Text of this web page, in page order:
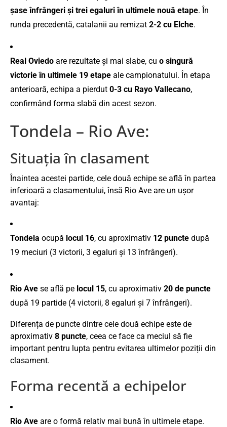
șase înfrângeri și trei egaluri în ultimele nouă etape. În
runda precedentă, catalanii au remizat 2-2 cu Elche.
Real Oviedo are rezultate și mai slabe, cu o singură
victorie în ultimele 19 etape ale campionatului. În etapa
anterioară, echipa a pierdut 0-3 cu Rayo Vallecano,
confirmând forma slabă din acest sezon.
Tondela – Rio Ave:
Situația în clasament
Înaintea acestei partide, cele două echipe se află în partea
inferioară a clasamentului, însă Rio Ave are un ușor
avantaj:
Tondela ocupă locul 16, cu aproximativ 12 puncte după
19 meciuri (3 victorii, 3 egaluri și 13 înfrângeri).
Rio Ave se află pe locul 15, cu aproximativ 20 de puncte
după 19 partide (4 victorii, 8 egaluri și 7 înfrângeri).
Diferența de puncte dintre cele două echipe este de
aproximativ 8 puncte, ceea ce face ca meciul să fie
important pentru lupta pentru evitarea ultimelor poziții din
clasament.
Forma recentă a echipelor
Rio Ave are o formă relativ mai bună în ultimele etape.